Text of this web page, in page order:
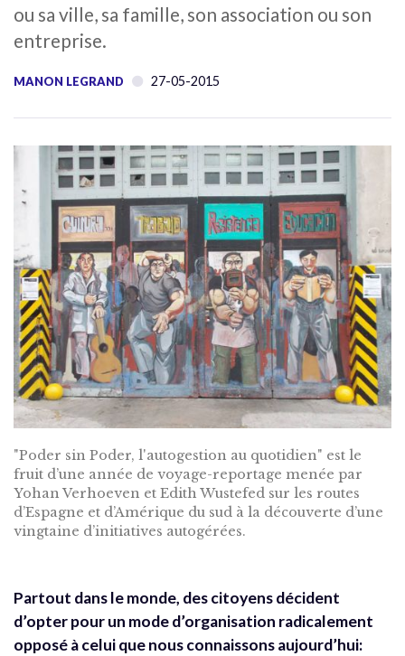
ou sa ville, sa famille, son association ou son
entreprise.
MANON LEGRAND 27-05-2015
"Poder sin Poder, l'autogestion au quotidien" est le
fruit d’une année de voyage-reportage menée par
Yohan Verhoeven et Edith Wustefed sur les routes
d’Espagne et d’Amérique du sud à la découverte d’une
vingtaine d’initiatives autogérées.
Partout dans le monde, des citoyens décident
d’opter pour un mode d’organisation radicalement
opposé à celui que nous connaissons aujourd’hui: